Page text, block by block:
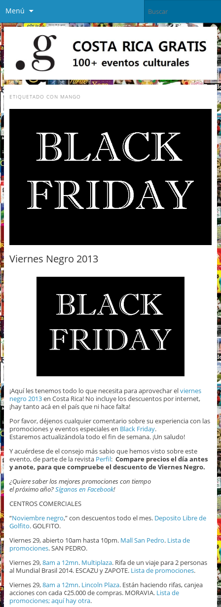
Menú
ETIQUETADO CON MANGO
Viernes Negro 2013
¡Aquí les tenemos todo lo que necesita para aprovechar elviernes
negro 2013en Costa Rica! No incluye los descuentos por internet,
¡hay tanto acá en el país que ni hace falta!
Por favor, déjenos cualquier comentario sobre su experiencia con las
promociones y eventos especiales en Black Friday.
Estaremos actualizándola todo el fin de semana. ¡Un saludo!
Y acuérdese de el consejo más sabio que hemos visto sobre este
evento, de parte de la revista Perfil: Compare precios el día antes
y anote, para que compruebe el descuento de Viernes Negro.
¿Quiere saber los mejores promociones con tiempo
el próximo año?Síganos en Facebook!
CENTROS COMERCIALES
“Noviembre negro,” con descuentos todo el mes. Deposito Libre de
Golfito. GOLFITO.
Viernes 29, abierto 10am hasta 10pm. Mall San Pedro. Lista de
promociones. SAN PEDRO.
Viernes 29,8am a 12mn. Multiplaza. Rifa de un viaje para 2 personas
al Mundial Brasil 2014. ESCAZU y ZAPOTE. Lista de promociones.
Viernes 29,8am a 12mn. Lincoln Plaza. Están haciendo rifas, canjea
acciones con cada ¢25.000 de compras. MORAVIA. Lista de
promociones;aquí hay otra.